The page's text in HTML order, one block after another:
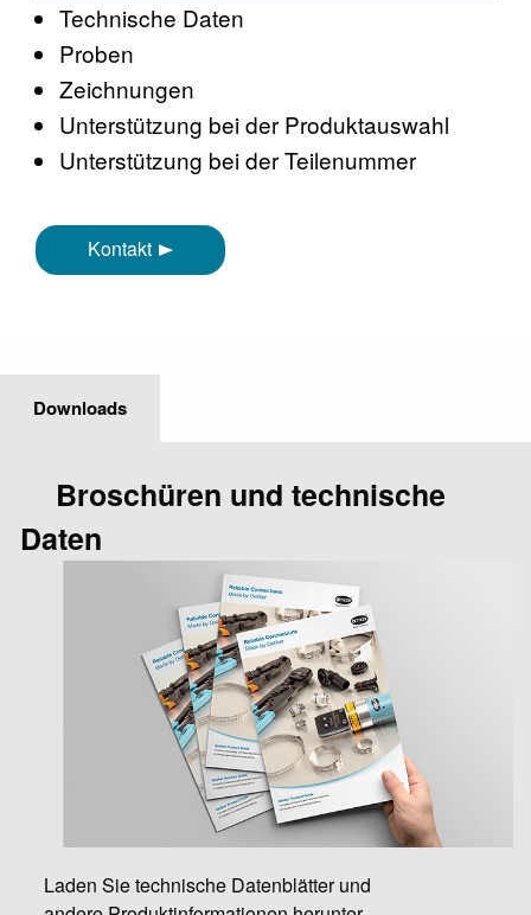
Technische Daten
Proben
Zeichnungen
Unterstützung bei der Produktauswahl
Unterstützung bei der Teilenummer
Kontakt
Downloads
Broschüren und technische
Daten
Laden Sie technische Datenblätter und